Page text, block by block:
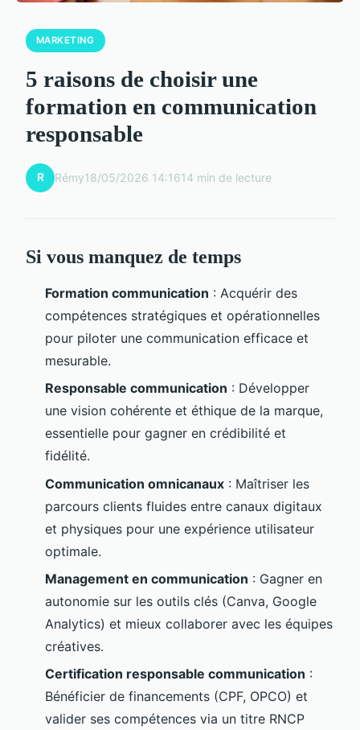
MARKETING
5 raisons de choisir une
formation en communication
responsable
R Rémy18/05/2026 14:1614 min de lecture
Si vous manquez de temps
Formation communication : Acquérir des
compétences stratégiques et opérationnelles
pour piloter une communication efficace et
mesurable.
Responsable communication : Développer
une vision cohérente et éthique de la marque,
essentielle pour gagner en crédibilité et
fidélité.
Communication omnicanaux : Maîtriser les
parcours clients fluides entre canaux digitaux
et physiques pour une expérience utilisateur
optimale.
Management en communication : Gagner en
autonomie sur les outils clés (Canva, Google
Analytics) et mieux collaborer avec les équipes
créatives.
Certification responsable communication :
Bénéficier de financements (CPF, OPCO) et
valider ses compétences via un titre RNCP